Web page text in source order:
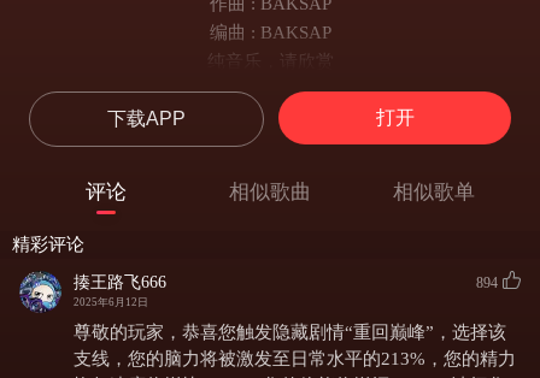
编曲 : BAKSAP
纯音乐，请欣赏
下载APP 打开
评论 相似歌曲 相似歌单
精彩评论
揍王路飞666
2025年6月12日
894
尊敬的玩家，恭喜您触发隐藏剧情“重回巅峰”，选择该
支线，您的脑力将被激发至日常水平的213%，您的精力